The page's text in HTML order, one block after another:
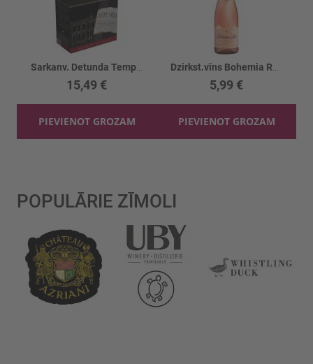
15,49 €
PIEVIENOT GROZAM
5,99 €
PIEVIENOT GROZAM
POPULĀRIE ZĪMOLI